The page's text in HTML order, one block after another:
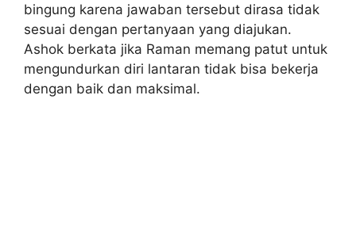
bingung karena jawaban tersebut dirasa tidak
sesuai dengan pertanyaan yang diajukan.
Ashok berkata jika Raman memang patut untuk
mengundurkan diri lantaran tidak bisa bekerja
dengan baik dan maksimal.